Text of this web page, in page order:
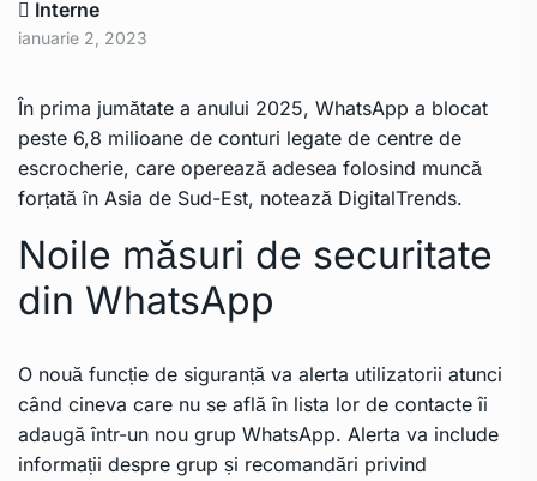
Interne
ianuarie 2, 2023
În prima jumătate a anului 2025, WhatsApp a blocat
peste 6,8 milioane de conturi legate de centre de
escrocherie, care operează adesea folosind muncă
forțată în Asia de Sud-Est, notează DigitalTrends.
Noile măsuri de securitate
din WhatsApp
O nouă funcție de siguranță va alerta utilizatorii atunci
când cineva care nu se află în lista lor de contacte îi
adaugă într-un nou grup WhatsApp. Alerta va include
informații despre grup și recomandări privind